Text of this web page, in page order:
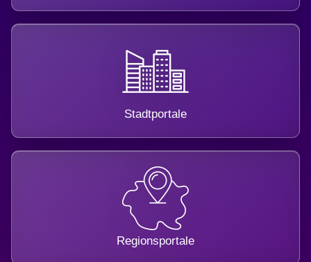
Stadtportale
Regionsportale